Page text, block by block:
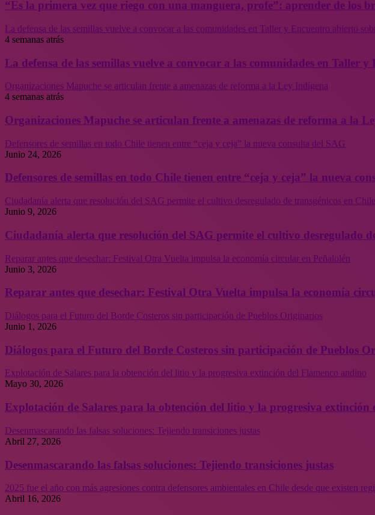
“Es la primera vez que riego con una manguera, profe”: aprender de los
La defensa de las semillas vuelve a convocar a las comunidades en Taller y Encuentro abierto
4 semanas atrás
La defensa de las semillas vuelve a convocar a las comunidades en
Organizaciones Mapuche se articulan frente a amenazas de reforma a la Ley Indígena
4 semanas atrás
Organizaciones Mapuche se articulan frente a amenazas de reforma a la
Defensores de semillas en todo Chile tienen entre “ceja y ceja” la nueva consulta del SAG
Junio 24, 2026
Defensores de semillas en todo Chile tienen entre “ceja y ceja” la nueva
Ciudadanía alerta que resolución del SAG permite el cultivo desregulado de transgénicos en Chile
Junio 9, 2026
Ciudadanía alerta que resolución del SAG permite el cultivo desregulado
Reparar antes que desechar: Festival Otra Vuelta impulsa la economía circular en Peñalolén
Junio 3, 2026
Reparar antes que desechar: Festival Otra Vuelta impulsa la economía
Diálogos para el Futuro del Borde Costeros sin participación de Pueblos Originarios
Junio 1, 2026
Diálogos para el Futuro del Borde Costeros sin participación de Pueblos
Explotación de Salares para la obtención del litio y la progresiva extinción del Flamenco andino
Mayo 30, 2026
Explotación de Salares para la obtención del litio y la progresiva extinción
Desenmascarando las falsas soluciones: Tejiendo transiciones justas
Abril 27, 2026
Desenmascarando las falsas soluciones: Tejiendo transiciones justas
2025 fue el año con más agresiones contra defensores ambientales en Chile desde que existen
Abril 16, 2026